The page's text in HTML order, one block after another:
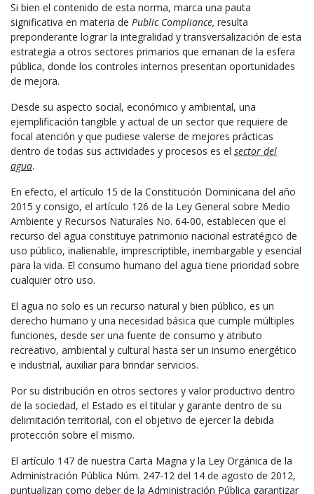
Si bien el contenido de esta norma, marca una pauta
significativa en materia de Public Compliance, resulta
preponderante lograr la integralidad y transversalización de esta
estrategia a otros sectores primarios que emanan de la esfera
pública, donde los controles internos presentan oportunidades
de mejora.
Desde su aspecto social, económico y ambiental, una
ejemplificación tangible y actual de un sector que requiere de
focal atención y que pudiese valerse de mejores prácticas
dentro de todas sus actividades y procesos es el sector del
agua.
En efecto, el artículo 15 de la Constitución Dominicana del año
2015 y consigo, el artículo 126 de la Ley General sobre Medio
Ambiente y Recursos Naturales No. 64-00, establecen que el
recurso del agua constituye patrimonio nacional estratégico de
uso público, inalienable, imprescriptible, inembargable y esencial
para la vida. El consumo humano del agua tiene prioridad sobre
cualquier otro uso.
El agua no solo es un recurso natural y bien público, es un
derecho humano y una necesidad básica que cumple múltiples
funciones, desde ser una fuente de consumo y atributo
recreativo, ambiental y cultural hasta ser un insumo energético
e industrial, auxiliar para brindar servicios.
Por su distribución en otros sectores y valor productivo dentro
de la sociedad, el Estado es el titular y garante dentro de su
delimitación territorial, con el objetivo de ejercer la debida
protección sobre el mismo.
El artículo 147 de nuestra Carta Magna y la Ley Orgánica de la
Administración Pública Núm. 247-12 del 14 de agosto de 2012,
puntualizan como deber de la Administración Pública garantizar